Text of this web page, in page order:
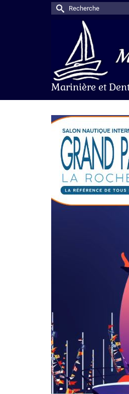
Rechercher :
Marinière et